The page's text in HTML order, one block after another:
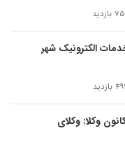
الکترونیک شهر
وکلا: وکلای